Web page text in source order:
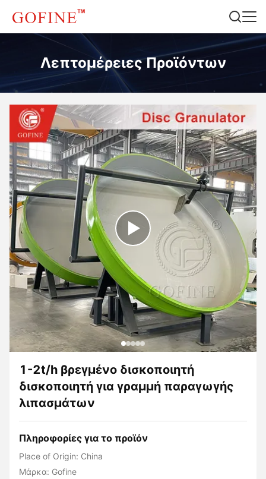
Λεπτομέρειες Προϊόντων
1-2t/h βρεγμένο δισκοποιητή
δισκοποιητή για γραμμή παραγωγής
λιπασμάτων
Πληροφορίες για το προϊόν
Place of Origin: China
Μάρκα: Gofine